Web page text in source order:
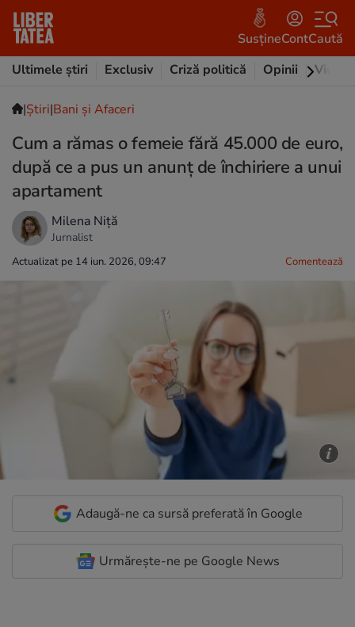
SusțineContCaută
Ultimele știri
Exclusiv Criză politică Opinii Video
|Ştiri|Bani și Afaceri
Cum a rămas o femeie fără 45.000 de euro,
după ce a pus un anunț de închiriere a unui
apartament
Milena Niță
Jurnalist
Actualizat pe 14 iun. 2026, 09:47 Comentează
Adaugă-ne ca sursă preferată în Google
Urmărește-ne pe Google News